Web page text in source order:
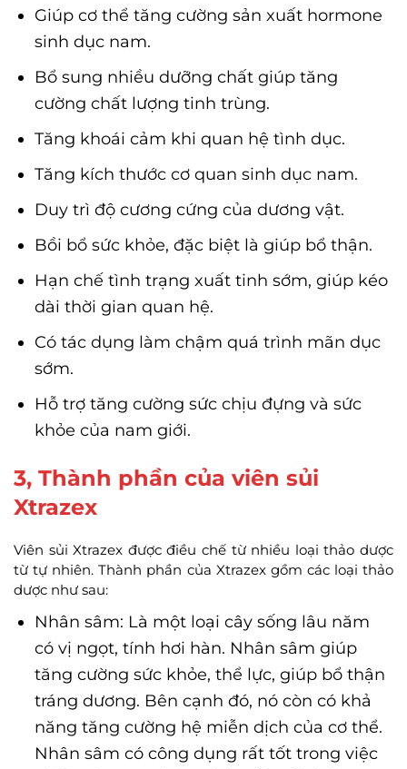
Giúp cơ thể tăng cường sản xuất hormone
sinh dục nam.
Bổ sung nhiều dưỡng chất giúp tăng
cường chất lượng tinh trùng.
Tăng khoái cảm khi quan hệ tình dục.
Tăng kích thước cơ quan sinh dục nam.
Duy trì độ cương cứng của dương vật.
Bồi bổ sức khỏe, đặc biệt là giúp bổ thận.
Hạn chế tình trạng xuất tinh sớm, giúp kéo
dài thời gian quan hệ.
Có tác dụng làm chậm quá trình mãn dục
sớm.
Hỗ trợ tăng cường sức chịu đựng và sức
khỏe của nam giới.
3, Thành phần của viên sủi
Xtrazex
Viên sủi Xtrazex được điều chế từ nhiều loại thảo dược
từ tự nhiên. Thành phần của Xtrazex gồm các loại thảo
dược như sau:
Nhân sâm: Là một loại cây sống lâu năm
có vị ngọt, tính hơi hàn. Nhân sâm giúp
tăng cường sức khỏe, thể lực, giúp bổ thận
tráng dương. Bên cạnh đó, nó còn có khả
năng tăng cường hệ miễn dịch của cơ thể.
Nhân sâm có công dụng rất tốt trong việc